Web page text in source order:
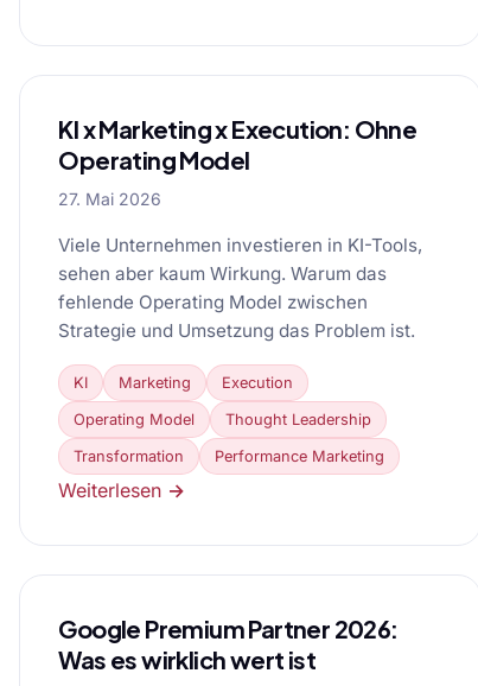
KI x Marketing x Execution: Ohne
Operating Model
27. Mai 2026
Viele Unternehmen investieren in KI-Tools,
sehen aber kaum Wirkung. Warum das
fehlende Operating Model zwischen
Strategie und Umsetzung das Problem ist.
KI Marketing Execution
Operating Model Thought Leadership
Transformation Performance Marketing
Weiterlesen →
Google Premium Partner 2026:
Was es wirklich wert ist